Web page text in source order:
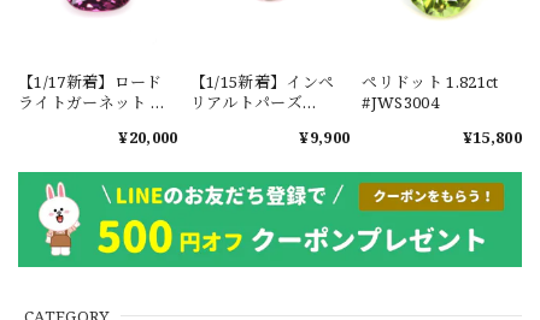
【1/17新着】ロード
ライトガーネット タ
1.601ct【ソーティン
¥20,000
【1/15新着】インペ
リアルトパーズ
¥9,900
ペリドット 1.821ct
#JWS3004
¥15,800